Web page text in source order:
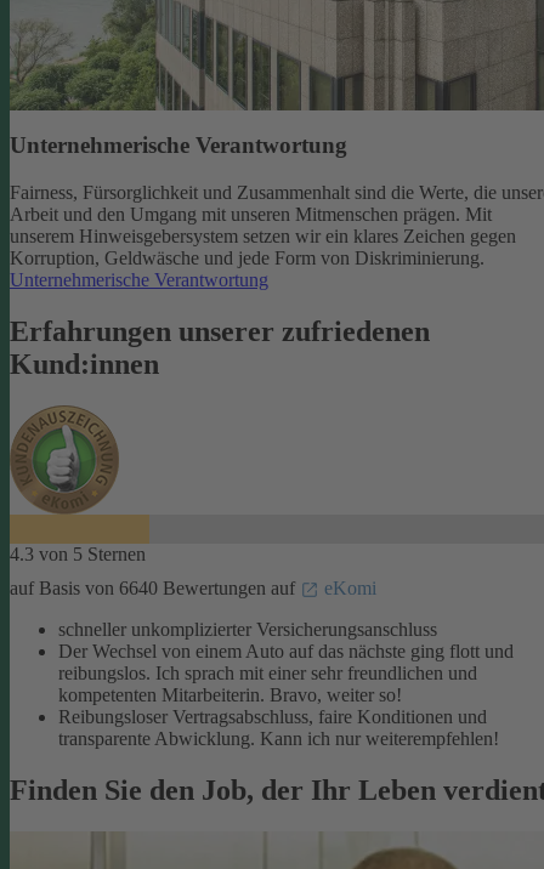
Unternehmerische Verantwortung
Fairness, Fürsorglichkeit und Zusammenhalt sind die Werte, die
Arbeit und den Umgang mit unseren Mitmenschen prägen. Mit
unserem Hinweisgebersystem setzen wir ein klares Zeichen gegen
Korruption, Geldwäsche und jede Form von Diskriminierung.
Unternehmerische Verantwortung
Erfahrungen unserer zufriedenen
Kund:innen
4.3 von 5 Sternen
auf Basis von 6640 Bewertungen auf
eKomi
schneller unkomplizierter Versicherungsanschluss
Der Wechsel von einem Auto auf das nächste ging flott und
reibungslos. Ich sprach mit einer sehr freundlichen und
kompetenten Mitarbeiterin. Bravo, weiter so!
Reibungsloser Vertragsabschluss, faire Konditionen und
transparente Abwicklung. Kann ich nur weiterempfehlen!
Finden Sie den Job, der Ihr Leben